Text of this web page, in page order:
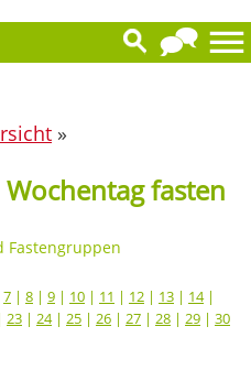
»
fasten
Fastengruppen
7 | 8 | 9 | 10 | 11 | 12 | 13 | 14|
23 | 24| 25 | 26 | 27 | 28 | 29 | 30